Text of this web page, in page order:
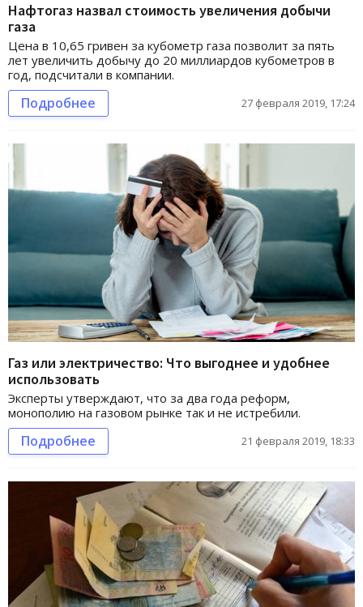
Нафтогаз назвал стоимость увеличения добычи
газа
Цена в 10,65 гривен за кубометр газа позволит за пять
лет увеличить добычу до 20 миллиардов кубометров в
год, подсчитали в компании.
Подробнее 27 февраля 2019, 17:24
Газ или электричество: Что выгоднее и удобнее
использовать
Эксперты утверждают, что за два года реформ,
монополию на газовом рынке так и не истребили.
Подробнее 21 февраля 2019, 18:33